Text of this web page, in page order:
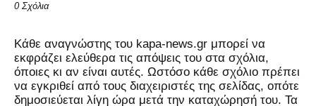
0 Σχόλια
Kάθε αναγνώστης του kapa-news.gr μπορεί να
εκφράζει ελεύθερα τις απόψεις του στα σχόλια,
όποιες κι αν είναι αυτές. Ωστόσο κάθε σχόλιο πρέπει
να εγκριθεί από τους διαχειριστές της σελίδας, οπότε
δημοσιεύεται λίγη ώρα μετά την καταχώρησή του. Τα